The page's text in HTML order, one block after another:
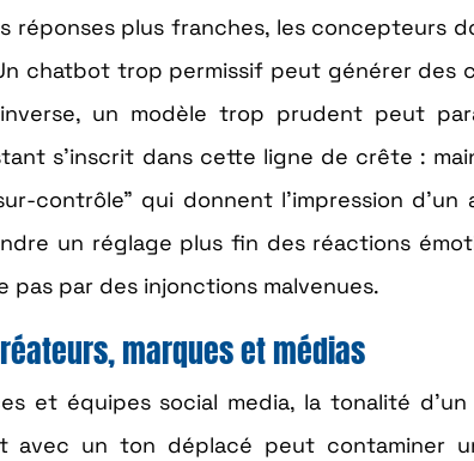
réponses plus franches, les concepteurs
chatbot trop permissif peut générer des
un modèle trop prudent peut
s’inscrit dans cette ligne de crête :
contrôle” qui donnent l’impression d’un
un réglage plus fin des réactions
pas par des injonctions malvenues.
marques et médias
et équipes social media, la tonalité d’un
avec un ton déplacé peut contaminer